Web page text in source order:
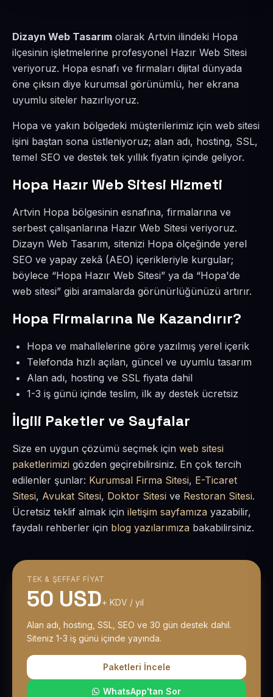
Dizayn Web Tasarım olarak Artvin ilindeki Hopa
ilçesinin işletmelerine profesyonel Hazır Web Sitesi
veriyoruz. Hopa esnafı ve firmaları dijital dünyada
öne çıksın diye kurumsal görünümlü, her ekrana
uyumlu siteler hazırlıyoruz.
Hopa ve yakın bölgedeki müşterilerimiz için web sitesi
işini baştan sona üstleniyoruz; alan adı, hosting, SSL,
temel SEO ve destek tek yıllık fiyatın içinde geliyor.
Hopa Hazır Web Sitesi Hizmeti
Artvin Hopa bölgesinin esnafına, firmalarına ve
serbest çalışanlarına Hazır Web Sitesi veriyoruz.
Dizayn Web Tasarım, sitenizi Hopa ölçeğinde yerel
SEO ve yapay zekâ (AEO) içerikleriyle kurgular;
böylece “Hopa Hazır Web Sitesi” ya da “Hopa'de
web sitesi” gibi aramalarda görünürlüğünüzü artırır.
Hopa Firmalarına Ne Kazandırır?
Hopa ve mahallelerine göre yazılmış yerel içerik
Telefonda hızlı açılan, güncel ve uyumlu tasarım
Alan adı, hosting ve SSL fiyata dahil
1-3 iş günü içinde teslim, ilk ay destek ücretsiz
İlgili Paketler ve Sayfalar
Size en uygun çözümü seçmek için web sitesi
paketlerimizi gözden geçirebilirsiniz. En çok tercih
edilenler şunlar: Kurumsal Firma Sitesi, E-Ticaret
Sitesi, Avukat Sitesi, Doktor Sitesi ve Restoran Sitesi.
Ücretsiz teklif almak için iletişim sayfamıza yazabilir,
faydalı rehberler için blog yazılarımıza bakabilirsiniz.
TEK & ŞEFFAF FIYAT
50 USD+ KDV / yıl
Alan adı, hosting, SSL, SEO ve 30 gün destek dahil.
Siteniz 1-3 iş günü içinde yayında.
Paketleri İncele
WhatsApp'tan Sor